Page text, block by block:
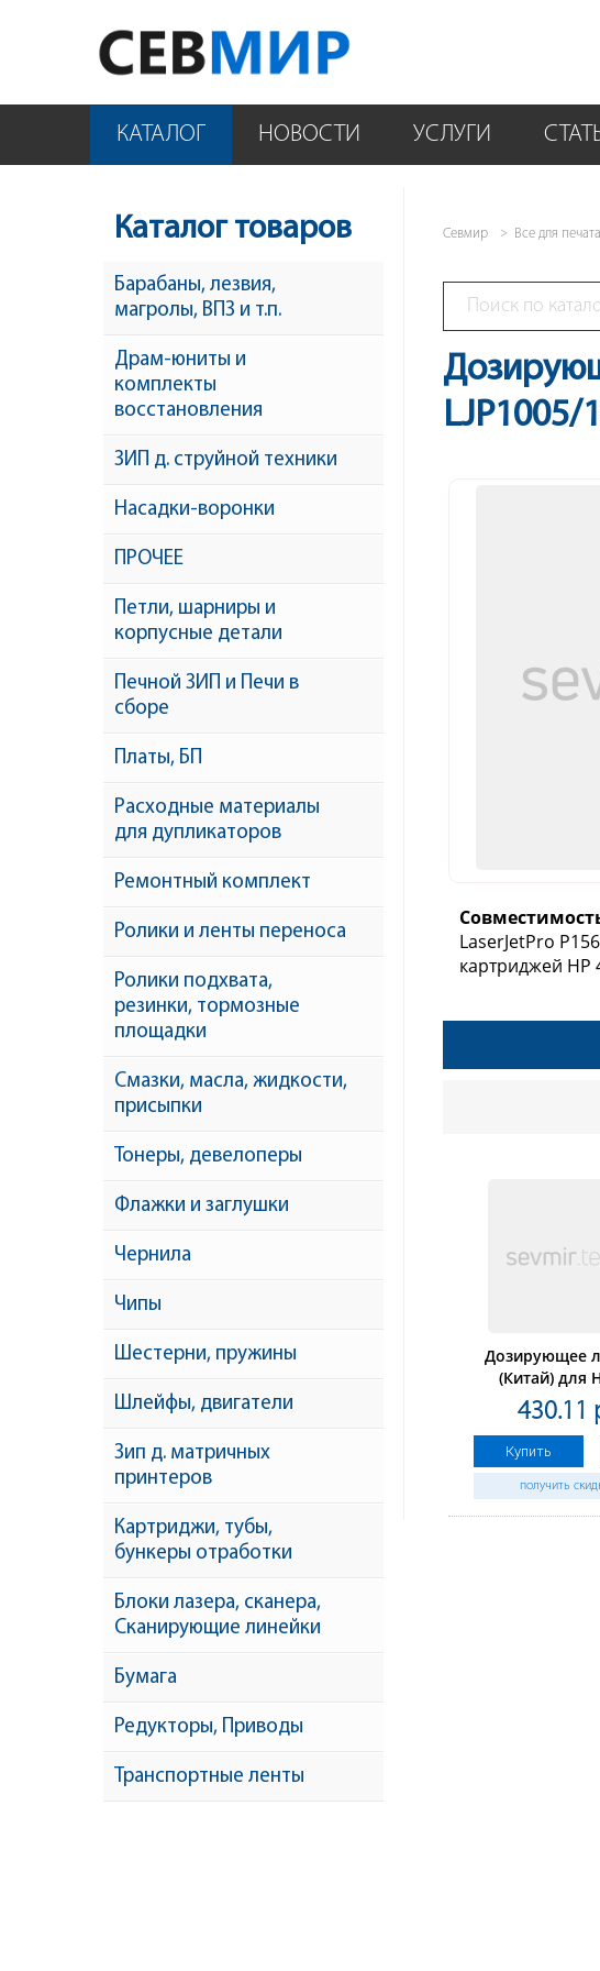
КАТАЛОГ НОВОСТИ УСЛУГИ
Севмир Все для
LJP1005/
LaserJetPro
картриджей
Дозирующее
(Китай) для
5L/6L/1100/AX,
430.11
Купить
получить
Каталог товаров
Барабаны, лезвия,
магролы, ВПЗ и т.п.
Драм-юниты и
комплекты
восстановления
ЗИП д. струйной техники
Насадки-воронки
ПРОЧЕЕ
Петли, шарниры и
корпусные детали
Печной ЗИП и Печи в
сборе
Платы, БП
Расходные материалы
для дупликаторов
Ремонтный комплект
Ролики и ленты переноса
Ролики подхвата,
резинки, тормозные
площадки
Смазки, масла, жидкости,
присыпки
Тонеры, девелоперы
Флажки и заглушки
Чернила
Чипы
Шестерни, пружины
Шлейфы, двигатели
Зип д. матричных
принтеров
Картриджи, тубы,
бункеры отработки
Блоки лазера, сканера,
Сканирующие линейки
Бумага
Редукторы, Приводы
Транспортные ленты